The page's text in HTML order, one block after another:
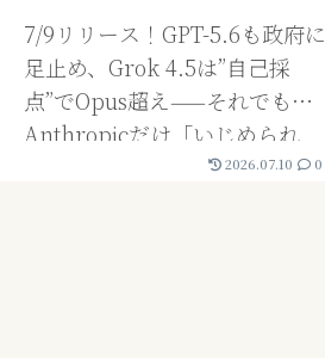
7/9リリース！GPT-5.6も政府に
足止め、Grok 4.5は”自己採
点”でOpus超え——それでも
Anthropicだけ「いじめられ
2026.07.10 0